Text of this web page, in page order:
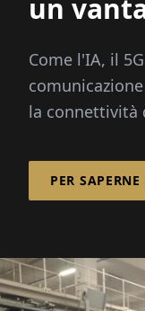
un
5G e
Come l'IA, il
la connettività
PER